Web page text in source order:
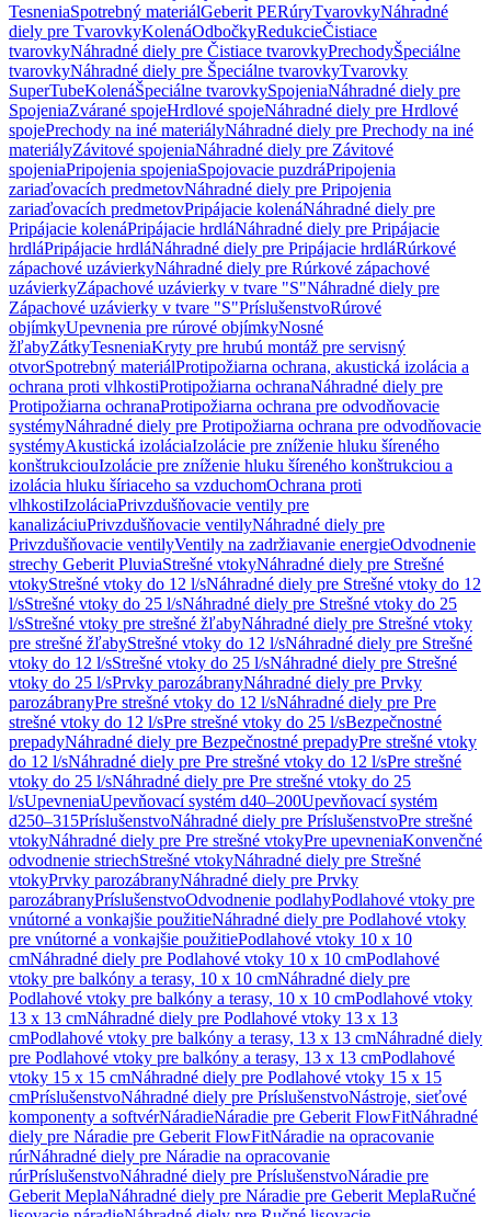
TesneniaSpotrebný materiálGeberit PERúryTvarovkyNáhradné
diely pre TvarovkyKolenáOdbočkyRedukcieČistiace
tvarovkyNáhradné diely pre Čistiace tvarovkyPrechodyŠpeciálne
tvarovkyNáhradné diely pre Špeciálne tvarovkyTvarovky
SuperTubeKolenáŠpeciálne tvarovkySpojeniaNáhradné diely pre
SpojeniaZvárané spojeHrdlové spojeNáhradné diely pre Hrdlové
spojePrechody na iné materiályNáhradné diely pre Prechody na iné
materiályZávitové spojeniaNáhradné diely pre Závitové
spojeniaPripojenia spojeniaSpojovacie puzdráPripojenia
zariaďovacích predmetovNáhradné diely pre Pripojenia
zariaďovacích predmetovPripájacie kolenáNáhradné diely pre
Pripájacie kolenáPripájacie hrdláNáhradné diely pre Pripájacie
hrdláPripájacie hrdláNáhradné diely pre Pripájacie hrdláRúrkové
zápachové uzávierkyNáhradné diely pre Rúrkové zápachové
uzávierkyZápachové uzávierky v tvare "S"Náhradné diely pre
Zápachové uzávierky v tvare "S"PríslušenstvoRúrové
objímkyUpevnenia pre rúrové objímkyNosné
žľabyZátkyTesneniaKryty pre hrubú montáž pre servisný
otvorSpotrebný materiálProtipožiarna ochrana, akustická izolácia a
ochrana proti vlhkostiProtipožiarna ochranaNáhradné diely pre
Protipožiarna ochranaProtipožiarna ochrana pre odvodňovacie
systémyNáhradné diely pre Protipožiarna ochrana pre odvodňovacie
systémyAkustická izoláciaIzolácie pre zníženie hluku šíreného
konštrukciouIzolácie pre zníženie hluku šíreného konštrukciou a
izolácia hluku šíriaceho sa vzduchomOchrana proti
vlhkostiIzoláciaPrivzdušňovacie ventily pre
kanalizáciuPrivzdušňovacie ventilyNáhradné diely pre
Privzdušňovacie ventilyVentily na zadržiavanie energieOdvodnenie
strechy Geberit PluviaStrešné vtokyNáhradné diely pre Strešné
vtokyStrešné vtoky do 12 l/sNáhradné diely pre Strešné vtoky do 12
l/sStrešné vtoky do 25 l/sNáhradné diely pre Strešné vtoky do 25
l/sStrešné vtoky pre strešné žľabyNáhradné diely pre Strešné vtoky
pre strešné žľabyStrešné vtoky do 12 l/sNáhradné diely pre Strešné
vtoky do 12 l/sStrešné vtoky do 25 l/sNáhradné diely pre Strešné
vtoky do 25 l/sPrvky parozábranyNáhradné diely pre Prvky
parozábranyPre strešné vtoky do 12 l/sNáhradné diely pre Pre
strešné vtoky do 12 l/sPre strešné vtoky do 25 l/sBezpečnostné
prepadyNáhradné diely pre Bezpečnostné prepadyPre strešné vtoky
do 12 l/sNáhradné diely pre Pre strešné vtoky do 12 l/sPre strešné
vtoky do 25 l/sNáhradné diely pre Pre strešné vtoky do 25
l/sUpevneniaUpevňovací systém d40–200Upevňovací systém
d250–315PríslušenstvoNáhradné diely pre PríslušenstvoPre strešné
vtokyNáhradné diely pre Pre strešné vtokyPre upevneniaKonvenčné
odvodnenie striechStrešné vtokyNáhradné diely pre Strešné
vtokyPrvky parozábranyNáhradné diely pre Prvky
parozábranyPríslušenstvoOdvodnenie podlahyPodlahové vtoky pre
vnútorné a vonkajšie použitieNáhradné diely pre Podlahové vtoky
pre vnútorné a vonkajšie použitiePodlahové vtoky 10 x 10
cmNáhradné diely pre Podlahové vtoky 10 x 10 cmPodlahové
vtoky pre balkóny a terasy, 10 x 10 cmNáhradné diely pre
Podlahové vtoky pre balkóny a terasy, 10 x 10 cmPodlahové vtoky
13 x 13 cmNáhradné diely pre Podlahové vtoky 13 x 13
cmPodlahové vtoky pre balkóny a terasy, 13 x 13 cmNáhradné diely
pre Podlahové vtoky pre balkóny a terasy, 13 x 13 cmPodlahové
vtoky 15 x 15 cmNáhradné diely pre Podlahové vtoky 15 x 15
cmPríslušenstvoNáhradné diely pre PríslušenstvoNástroje, sieťové
komponenty a softvérNáradieNáradie pre Geberit FlowFitNáhradné
diely pre Náradie pre Geberit FlowFitNáradie na opracovanie
rúrNáhradné diely pre Náradie na opracovanie
rúrPríslušenstvoNáhradné diely pre PríslušenstvoNáradie pre
Geberit MeplaNáhradné diely pre Náradie pre Geberit MeplaRučné